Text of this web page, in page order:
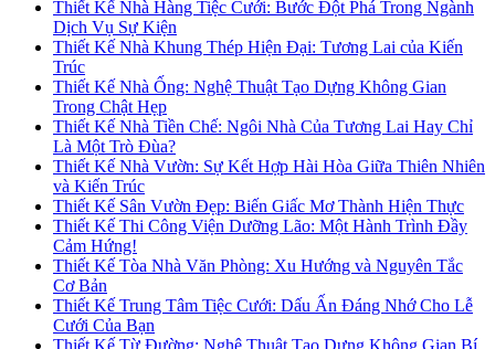
Thiết Kế Nhà Hàng Tiệc Cưới: Bước Đột Phá Trong Ngành
Dịch Vụ Sự Kiện
Thiết Kế Nhà Khung Thép Hiện Đại: Tương Lai của Kiến
Trúc
Thiết Kế Nhà Ống: Nghệ Thuật Tạo Dựng Không Gian
Trong Chật Hẹp
Thiết Kế Nhà Tiền Chế: Ngôi Nhà Của Tương Lai Hay Chỉ
Là Một Trò Đùa?
Thiết Kế Nhà Vườn: Sự Kết Hợp Hài Hòa Giữa Thiên Nhiên
và Kiến Trúc
Thiết Kế Sân Vườn Đẹp: Biến Giấc Mơ Thành Hiện Thực
Thiết Kế Thi Công Viện Dưỡng Lão: Một Hành Trình Đầy
Cảm Hứng!
Thiết Kế Tòa Nhà Văn Phòng: Xu Hướng và Nguyên Tắc
Cơ Bản
Thiết Kế Trung Tâm Tiệc Cưới: Dấu Ấn Đáng Nhớ Cho Lễ
Cưới Của Bạn
Thiết Kế Từ Đường: Nghệ Thuật Tạo Dựng Không Gian Bí